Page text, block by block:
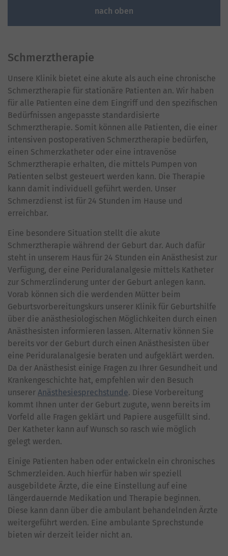
nach oben
Schmerztherapie
Unsere Klinik bietet eine akute als auch eine chronische
Schmerztherapie für stationäre Patienten an. Wir haben
für alle Patienten eine dem Eingriff und den spezifischen
Bedürfnissen angepasste standardisierte
Schmerztherapie. Somit können alle Patienten, die einer
intensiven postoperativen Schmerztherapie bedürfen,
einen Schmerzkatheter oder eine intravenöse
Schmerztherapie erhalten, die mittels Pumpen von
Patienten selbst gesteuert werden kann. Die Therapie
kann damit individuell geführt werden. Unser
Schmerzdienst ist für 24 Stunden im Hause und
erreichbar.
Eine besondere Situation stellt die akute
Schmerztherapie während der Geburt dar. Auch dafür
steht in unserem Haus für 24 Stunden ein Anästhesist zur
Verfügung, der eine Periduralanalgesie mittels Katheter
zur Schmerzlinderung unter der Geburt anlegen kann.
Vorab können sich die werdenden Mütter beim
Geburtsvorbereitungskurs unserer Klinik für Geburtshilfe
über die anästhesiologischen Möglichkeiten durch einen
Anästhesisten informieren lassen. Alternativ können Sie
bereits vor der Geburt durch einen Anästhesisten über
eine Periduralanalgesie beraten und aufgeklärt werden.
Da der Anästhesist einige Fragen zu Ihrer Gesundheit und
Krankengeschichte hat, empfehlen wir den Besuch
unserer Anästhesiesprechstunde. Diese Vorbereitung
kommt Ihnen unter der Geburt zugute, wenn bereits im
Vorfeld alle Fragen geklärt und Papiere ausgefüllt sind.
Der Katheter kann auf Wunsch so rasch wie möglich
gelegt werden.
Einige Patienten haben oder entwickeln ein chronisches
Schmerzleiden. Auch hierfür haben wir speziell
ausgebildete Ärzte, die eine Einstellung auf eine
längerdauernde Medikation und Therapie beginnen.
Diese kann dann über die ambulant behandelnden Ärzte
weitergeführt werden. Eine ambulante Sprechstunde
bieten wir derzeit leider nicht an.